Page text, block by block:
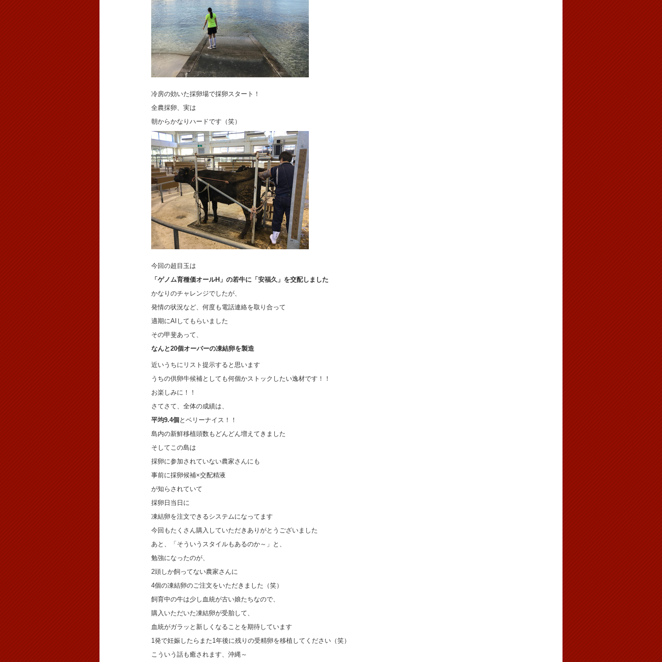
冷房の効いた採卵場で採卵スタート！
全農採卵、実は
朝からかなりハードです（笑）
今回の超目玉は
「ゲノム育種価オールH」の若牛に「安福久」を交配しました
かなりのチャレンジでしたが、
発情の状況など、何度も電話連絡を取り合って
適期にAIしてもらいました
その甲斐あって、
なんと20個オーバーの凍結卵を製造
近いうちにリスト提示すると思います
うちの供卵牛候補としても何個かストックしたい逸材です！！
お楽しみに！！
さてさて、全体の成績は、
平均9.4個 とベリーナイス！！
島内の新鮮移植頭数もどんどん増えてきました
そしてこの島は
採卵に参加されていない農家さんにも
事前に採卵候補×交配精液
が知らされていて
採卵日当日に
凍結卵を注文できるシステムになってます
今回もたくさん購入していただきありがとうございました
あと、「そういうスタイルもあるのか～」と、
勉強になったのが、
2頭しか飼ってない農家さんに
4個の凍結卵のご注文をいただきました（笑）
飼育中の牛は少し血統が古い娘たちなので、
購入いただいた凍結卵が受胎して、
血統がガラッと新しくなることを期待しています
1発で妊娠したらまた1年後に残りの受精卵を移植してください（笑）
こういう話も癒されます、沖縄～